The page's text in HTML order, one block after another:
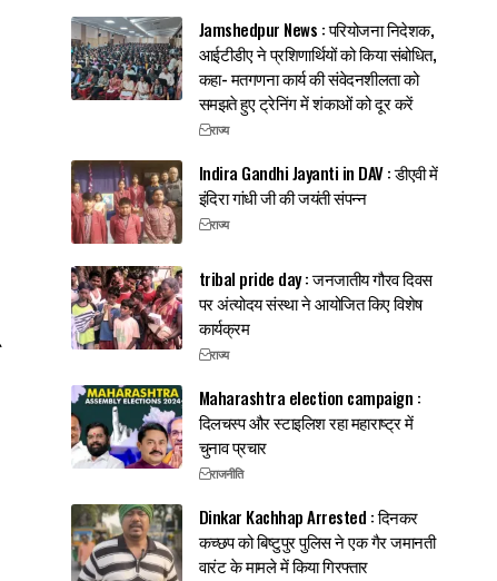
Jamshedpur News : परियोजना निदेशक,
आईटीडीए ने प्रशिणार्थियों को किया संबोधित,
कहा- मतगणना कार्य की संवेदनशीलता को
समझते हुए ट्रेनिंग में शंकाओं को दूर करें
राज्य
Indira Gandhi Jayanti in DAV : डीएवी में
इंदिरा गांधी जी की जयंती संपन्न
राज्य
tribal pride day : जनजातीय गौरव दिवस
पर अंत्योदय संस्था ने आयोजित किए विशेष
कार्यक्रम
राज्य
Maharashtra election campaign :
दिलचस्प और स्टाइलिश रहा महाराष्ट्र में
चुनाव प्रचार
राजनीति
Dinkar Kachhap Arrested : दिनकर
कच्छप को बिष्टुपुर पुलिस ने एक गैर जमानती
वारंट के मामले में किया गिरफ्तार